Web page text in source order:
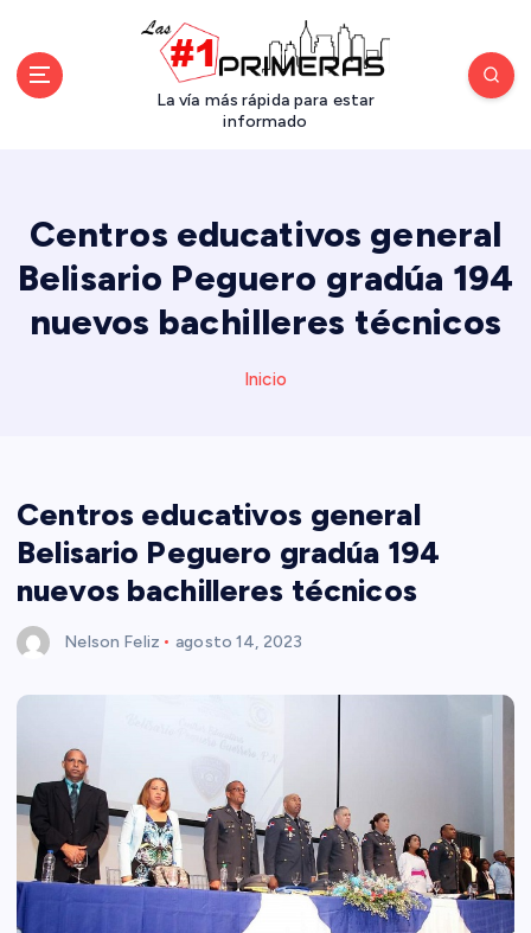
La vía más rápida para estar
informado
Centros educativos general
Belisario Peguero gradúa 194
nuevos bachilleres técnicos
Inicio
Centros educativos general
Belisario Peguero gradúa 194
nuevos bachilleres técnicos
Nelson Feliz agosto 14, 2023